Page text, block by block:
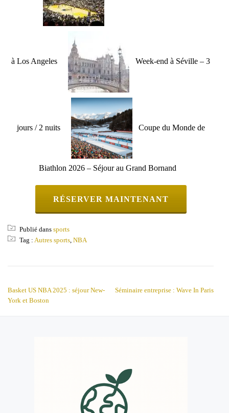
à Los Angeles Week-end à Séville – 3
jours / 2 nuits Coupe du Monde de
Biathlon 2026 – Séjour au Grand Bornand
RÉSERVER MAINTENANT
Publié dans sports
Tag : Autres sports, NBA
Basket US NBA 2025 : séjour New-
York et Boston
Séminaire entreprise : Wave In Paris